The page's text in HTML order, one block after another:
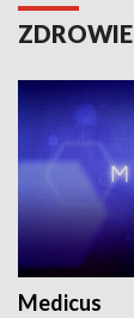
ZDROWIE
Medicus